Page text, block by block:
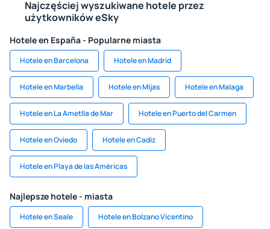
Najczęściej wyszukiwane hotele przez
użytkowników eSky
Hotele en España - Popularne miasta
Hotele en Barcelona Hotele en Madrid
Hotele en Marbella Hotele en Mijas Hotele en Malaga
Hotele en La Ametlla de Mar Hotele en Puerto del Carmen
Hotele en Oviedo Hotele en Cadiz
Hotele en Playa de las Américas
Najlepsze hotele - miasta
Hotele en Seale Hotele en Bolzano Vicentino